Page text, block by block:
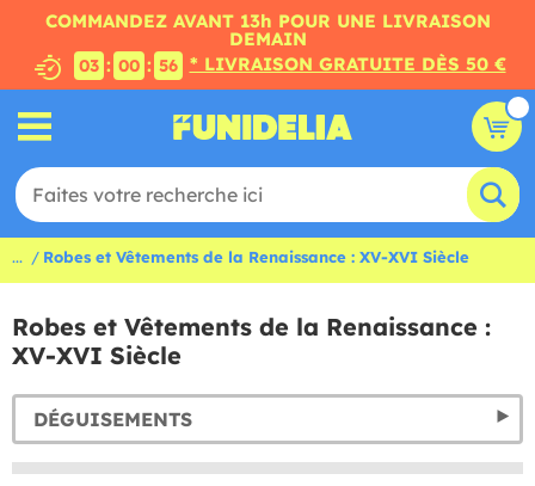
COMMANDEZ AVANT 13h POUR UNE LIVRAISON
DEMAIN
03 : 00 : 55 * LIVRAISON GRATUITE DÈS 50 €
... Robes et Vêtements de la Renaissance : XV-XVI Siècle
Robes et Vêtements de la Renaissance :
XV-XVI Siècle
DÉGUISEMENTS